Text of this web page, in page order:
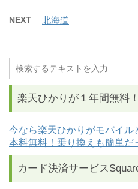
NEXT 北海道
楽天ひかりが１年間無料！
今なら楽天ひかりがモバイ
本料無料！乗り換えも簡単だ
カード決済サービス